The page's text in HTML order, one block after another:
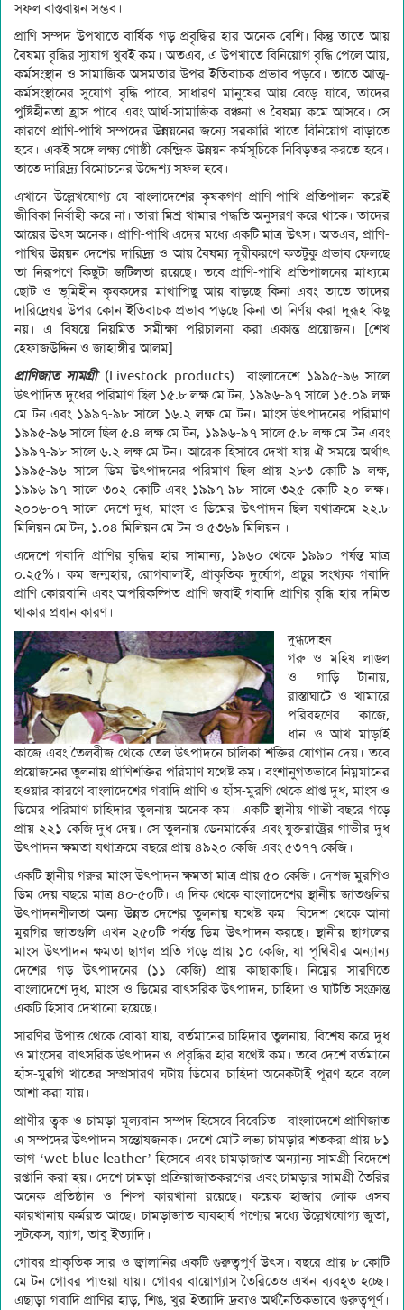
সফল বাস্তবায়ন সম্ভব।
প্রাণি সম্পদ উপখাতে বার্ষিক গড় প্রবৃদ্ধির হার অনেক বেশি। কিন্তু তাতে আয়
বৈষম্য বৃদ্ধির সুাযাগ খুবই কম। অতএব, এ উপখাতে বিনিয়োগ বৃদ্ধি পেলে আয়,
কর্মসংস্থান ও সামাজিক অসমতার উপর ইতিবাচক প্রভাব পড়বে। তাতে আত্ম-
কর্মসংস্থানের সুযোগ বৃদ্ধি পাবে, সাধারণ মানুষের আয় বেড়ে যাবে, তাদের
পুষ্টিহীনতা হ্রাস পাবে এবং আর্থ-সামাজিক বঞ্চনা ও বৈষম্য কমে আসবে। সে
কারণে প্রাণি-পাখি সম্পদের উন্নয়নের জন্যে সরকারি খাতে বিনিয়োগ বাড়াতে
হবে। একই সঙ্গে লক্ষ্য গোষ্ঠী কেন্দ্রিক উন্নয়ন কর্মসূচিকে নিবিড়তর করতে হবে।
তাতে দারিদ্র্য বিমোচনের উদ্দেশ্য সফল হবে।
এখানে উল্লেখযোগ্য যে বাংলাদেশের কৃষকগণ প্রাণি-পাখি প্রতিপালন করেই
জীবিকা নির্বাহী করে না। তারা মিশ্র খামার পদ্ধতি অনুসরণ করে থাকে। তাদের
আয়ের উৎস অনেক। প্রাণি-পাখি এদের মধ্যে একটি মাত্র উৎস। অতএব, প্রাণি-
পাখির উন্নয়ন দেশের দারিদ্র্য ও আয় বৈষম্য দূরীকরণে কতটুকু প্রভাব ফেলছে
তা নিরূপণে কিছুটা জটিলতা রয়েছে। তবে প্রাণি-পাখি প্রতিপালনের মাধ্যমে
ছোট ও ভূমিহীন কৃষকদের মাথাপিছু আয় বাড়ছে কিনা এবং তাতে তাদের
দারিদ্রে্যর উপর কোন ইতিবাচক প্রভাব পড়ছে কিনা তা নির্ণয় করা দূরূহ কিছু
নয়। এ বিষয়ে নিয়মিত সমীক্ষা পরিচালনা করা একান্ত প্রয়োজন। [শেখ
হেফাজউদ্দিন ও জাহাঙ্গীর আলম]
প্রাণিজাত সামগ্রী(Livestock products) বাংলাদেশে ১৯৯৫-৯৬ সালে
উৎপাদিত দুধের পরিমাণ ছিল ১৫.৮ লক্ষ মে টন, ১৯৯৬-৯৭ সালে ১৫.০৯ লক্ষ
মে টন এবং ১৯৯৭-৯৮ সালে ১৬.২ লক্ষ মে টন। মাংস উৎপাদনের পরিমাণ
১৯৯৫-৯৬ সালে ছিল ৫.৪ লক্ষ মে টন, ১৯৯৬-৯৭ সালে ৫.৮ লক্ষ মে টন এবং
১৯৯৭-৯৮ সালে ৬.২ লক্ষ মে টন। আরেক হিসাবে দেখা যায় ঐ সময়ে অর্থাৎ
১৯৯৫-৯৬ সালে ডিম উৎপাদনের পরিমাণ ছিল প্রায় ২৮৩ কোটি ৯ লক্ষ,
১৯৯৬-৯৭ সালে ৩০২ কোটি এবং ১৯৯৭-৯৮ সালে ৩২৫ কোটি ২০ লক্ষ।
২০০৬-০৭ সালে দেশে দুধ, মাংস ও ডিমের উৎপাদন ছিল যথাক্রমে ২২.৮
মিলিয়ন মে টন, ১.০৪ মিলিয়ন মে টন ও ৫৩৬৯ মিলিয়ন ।
এদেশে গবাদি প্রাণির বৃদ্ধির হার সামান্য, ১৯৬০ থেকে ১৯৯০ পর্যন্ত মাত্র
০.২৫%। কম জন্মহার, রোগবালাই, প্রাকৃতিক দুর্যোগ, প্রচুর সংখ্যক গবাদি
প্রাণি কোরবানি এবং অপরিকল্পিত প্রাণি জবাই গবাদি প্রাণির বৃদ্ধি হার দমিত
থাকার প্রধান কারণ।
দুগ্ধদোহন
গরু ও মহিষ লাঙল
ও গাড়ি টানায়,
রাস্তাঘাটে ও খামারে
পরিবহণের কাজে,
ধান ও আখ মাড়াই
কাজে এবং তৈলবীজ থেকে তেল উৎপাদনে চালিকা শক্তির যোগান দেয়। তবে
প্রয়োজনের তুলনায় প্রাণিশক্তির পরিমাণ যথেষ্ট কম। বংশানুগতভাবে নিম্নমানের
হওয়ার কারণে বাংলাদেশের গবাদি প্রাণি ও হাঁস-মুরগি থেকে প্রাপ্ত দুধ, মাংস ও
ডিমের পরিমাণ চাহিদার তুলনায় অনেক কম। একটি স্থানীয় গাভী বছরে গড়ে
প্রায় ২২১ কেজি দুধ দেয়। সে তুলনায় ডেনমার্কের এবং যুক্তরাষ্ট্রের গাভীর দুধ
উৎপাদন ক্ষমতা যথাক্রমে বছরে প্রায় ৪৯২০ কেজি এবং ৫৩৭৭ কেজি।
একটি স্থানীয় গরুর মাংস উৎপাদন ক্ষমতা মাত্র প্রায় ৫০ কেজি। দেশজ মুরগিও
ডিম দেয় বছরে মাত্র ৪০-৫০টি। এ দিক থেকে বাংলাদেশের স্থানীয় জাতগুলির
উৎপাদনশীলতা অন্য উন্নত দেশের তুলনায় যথেষ্ট কম। বিদেশ থেকে আনা
মুরগির জাতগুলি এখন ২৫০টি পর্যন্ত ডিম উৎপাদন করছে। স্থানীয় ছাগলের
মাংস উৎপাদন ক্ষমতা ছাগল প্রতি গড়ে প্রায় ১০ কেজি, যা পৃথিবীর অন্যান্য
দেশের গড় উৎপাদনের (১১ কেজি) প্রায় কাছাকাছি। নিম্নের সারণিতে
বাংলাদেশে দুধ, মাংস ও ডিমের বাৎসরিক উৎপাদন, চাহিদা ও ঘাটতি সংক্রান্ত
একটি হিসাব দেখানো হয়েছে।
সারণির উপাত্ত থেকে বোঝা যায়, বর্তমানের চাহিদার তুলনায়, বিশেষ করে দুধ
ও মাংসের বাৎসরিক উৎপাদন ও প্রবৃদ্ধির হার যথেষ্ট কম। তবে দেশে বর্তমানে
হাঁস-মুরগি খাতের সম্প্রসারণ ঘটায় ডিমের চাহিদা অনেকটাই পূরণ হবে বলে
আশা করা যায়।
প্রাণীর ত্বক ও চামড়া মূল্যবান সম্পদ হিসেবে বিবেচিত। বাংলাদেশে প্রাণিজাত
এ সম্পদের উৎপাদন সন্তোষজনক। দেশে মোট লভ্য চামড়ার শতকরা প্রায় ৮১
ভাগ ‘wet blue leather’ হিসেবে এবং চামড়াজাত অন্যান্য সামগ্রী বিদেশে
রপ্তানি করা হয়। দেশে চামড়া প্রক্রিয়াজাতকরণের এবং চামড়ার সামগ্রী তৈরির
অনেক প্রতিষ্ঠান ও শিল্প কারখানা রয়েছে। কয়েক হাজার লোক এসব
কারখানায় কর্মরত আছে। চামড়াজাত ব্যবহার্য পণ্যের মধ্যে উল্লেখযোগ্য জুতা,
সুটকেস, ব্যাগ, তাবু ইত্যাদি।
গোবর প্রাকৃতিক সার ও জ্বালানির একটি গুরুত্বপূর্ণ উৎস। বছরে প্রায় ৮ কোটি
মে টন গোবর পাওয়া যায়। গোবর বায়োগ্যাস তৈরিতেও এখন ব্যবহূত হচ্ছে।
এছাড়া গবাদি প্রাণির হাড়, শিঙ, খুর ইত্যাদি দ্রব্যও অর্থনৈতিকভাবে গুরুত্বপূর্ণ।